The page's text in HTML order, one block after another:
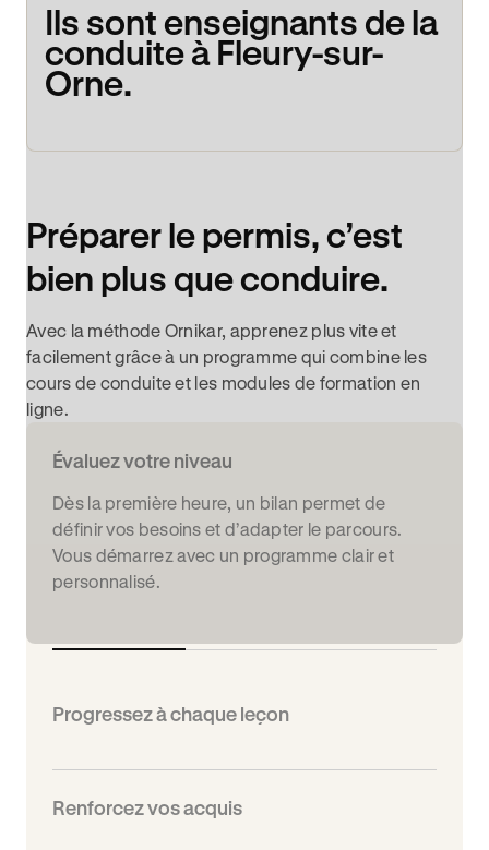
Ils sont enseignants de la
conduite à Fleury-sur-
Orne.
Préparer le permis, c’est
bien plus que conduire.
Avec la méthode Ornikar, apprenez plus vite et
facilement grâce à un programme qui combine les
cours de conduite et les modules de formation en
ligne.
Évaluez votre niveau
Dès la première heure, un bilan permet de
définir vos besoins et d’adapter le parcours.
Vous démarrez avec un programme clair et
personnalisé.
Progressez à chaque leçon
Renforcez vos acquis